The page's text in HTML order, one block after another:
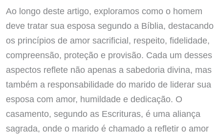
Ao longo deste artigo, exploramos como o homem
deve tratar sua esposa segundo a Bíblia, destacando
os princípios de amor sacrificial, respeito, fidelidade,
compreensão, proteção e provisão. Cada um desses
aspectos reflete não apenas a sabedoria divina, mas
também a responsabilidade do marido de liderar sua
esposa com amor, humildade e dedicação. O
casamento, segundo as Escrituras, é uma aliança
sagrada, onde o marido é chamado a refletir o amor